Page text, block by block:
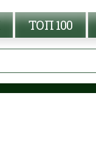
ТОП 100